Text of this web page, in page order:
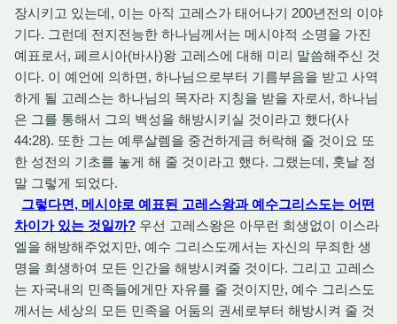
장시키고 있는데, 이는 아직 고레스가 태어나기 200년전의 이야
기다. 그런데 전지전능한 하나님께서는 메시야적 소명을 가진
예표로서, 페르시아(바사)왕 고레스에 대해 미리 말씀해주신 것
이다. 이 예언에 의하면, 하나님으로부터 기름부음을 받고 사역
하게 될 고레스는 하나님의 목자라 지칭을 받을 자로서, 하나님
은 그를 통해서 그의 백성을 해방시키실 것이라고 했다(사
44:28). 또한 그는 예루살렘을 중건하게금 허락해 줄 것이요 또
한 성전의 기초를 놓게 해 줄 것이라고 했다. 그랬는데, 훗날 정
말 그렇게 되었다.
그렇다면, 메시야로 예표된 고레스왕과 예수그리스도는 어떤
차이가 있는 것일까? 우선 고레스왕은 아무런 희생없이 이스라
엘을 해방해주었지만, 예수 그리스도께서는 자신의 무죄한 생
명을 희생하여 모든 인간을 해방시켜줄 것이다. 그리고 고레스
는 자국내의 민족들에게만 자유를 줄 것이지만, 예수 그리스도
께서는 세상의 모든 민족을 어둠의 권세로부터 해방시켜 줄 것